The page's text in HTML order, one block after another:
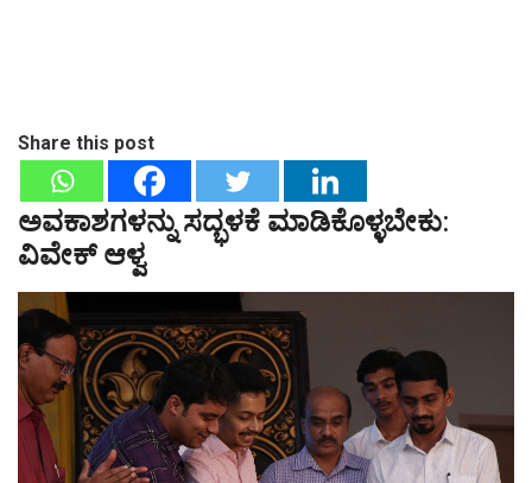
Share this post
ಅವಕಾಶಗಳನ್ನು ಸದ್ಭಳಕೆ ಮಾಡಿಕೊಳ್ಳಬೇಕು:
ವಿವೇಕ್ ಆಳ್ವ